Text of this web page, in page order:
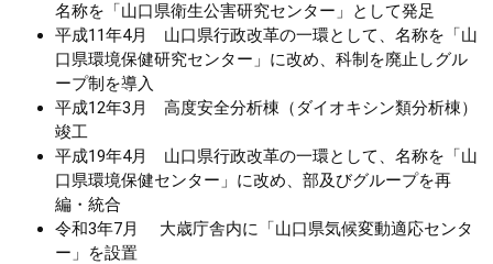
名称を「山口県衛生公害研究センター」として発足
平成11年4月 山口県行政改革の一環として、名称を「山
口県環境保健研究センター」に改め、科制を廃止しグル
ープ制を導入
平成12年3月 高度安全分析棟（ダイオキシン類分析棟）
竣工
平成19年4月 山口県行政改革の一環として、名称を「山
口県環境保健センター」に改め、部及びグループを再
編・統合
令和3年7月 大歳庁舎内に「山口県気候変動適応センタ
ー」を設置